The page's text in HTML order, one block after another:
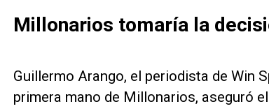
Millonarios tomaría la
Guillermo Arango, el periodista de Win
primera mano de Millonarios, aseguró